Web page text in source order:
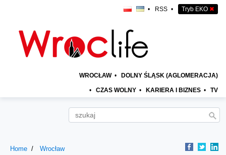
• RSS • Tryb EKO ✖
WROCŁAW • DOLNY ŚLĄSK (AGLOMERACJA)
• CZAS WOLNY • KARIERA I BIZNES • TV
Home Wrocław